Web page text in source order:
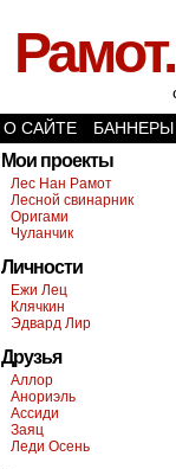
О САЙТЕ
БАННЕРЫ
Мои проекты
Лес Нан Рамот
Лесной свинарник
Оригами
Чуланчик
Личности
Ежи Лец
Клячкин
Эдвард Лир
Друзья
Аллор
Анориэль
Ассиди
Заяц
Леди Осень